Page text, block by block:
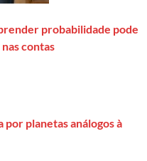
probabilidade pode
contas
planetas análogos à